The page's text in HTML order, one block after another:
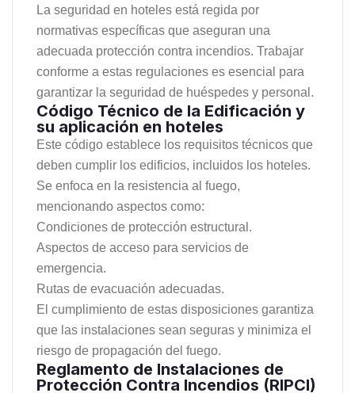
La seguridad en hoteles está regida por
normativas específicas que aseguran una
adecuada protección contra incendios. Trabajar
conforme a estas regulaciones es esencial para
garantizar la seguridad de huéspedes y personal.
Código Técnico de la Edificación y
su aplicación en hoteles
Este código establece los requisitos técnicos que
deben cumplir los edificios, incluidos los hoteles.
Se enfoca en la resistencia al fuego,
mencionando aspectos como:
Condiciones de protección estructural.
Aspectos de acceso para servicios de
emergencia.
Rutas de evacuación adecuadas.
El cumplimiento de estas disposiciones garantiza
que las instalaciones sean seguras y minimiza el
riesgo de propagación del fuego.
Reglamento de Instalaciones de
Protección Contra Incendios (RIPCI)